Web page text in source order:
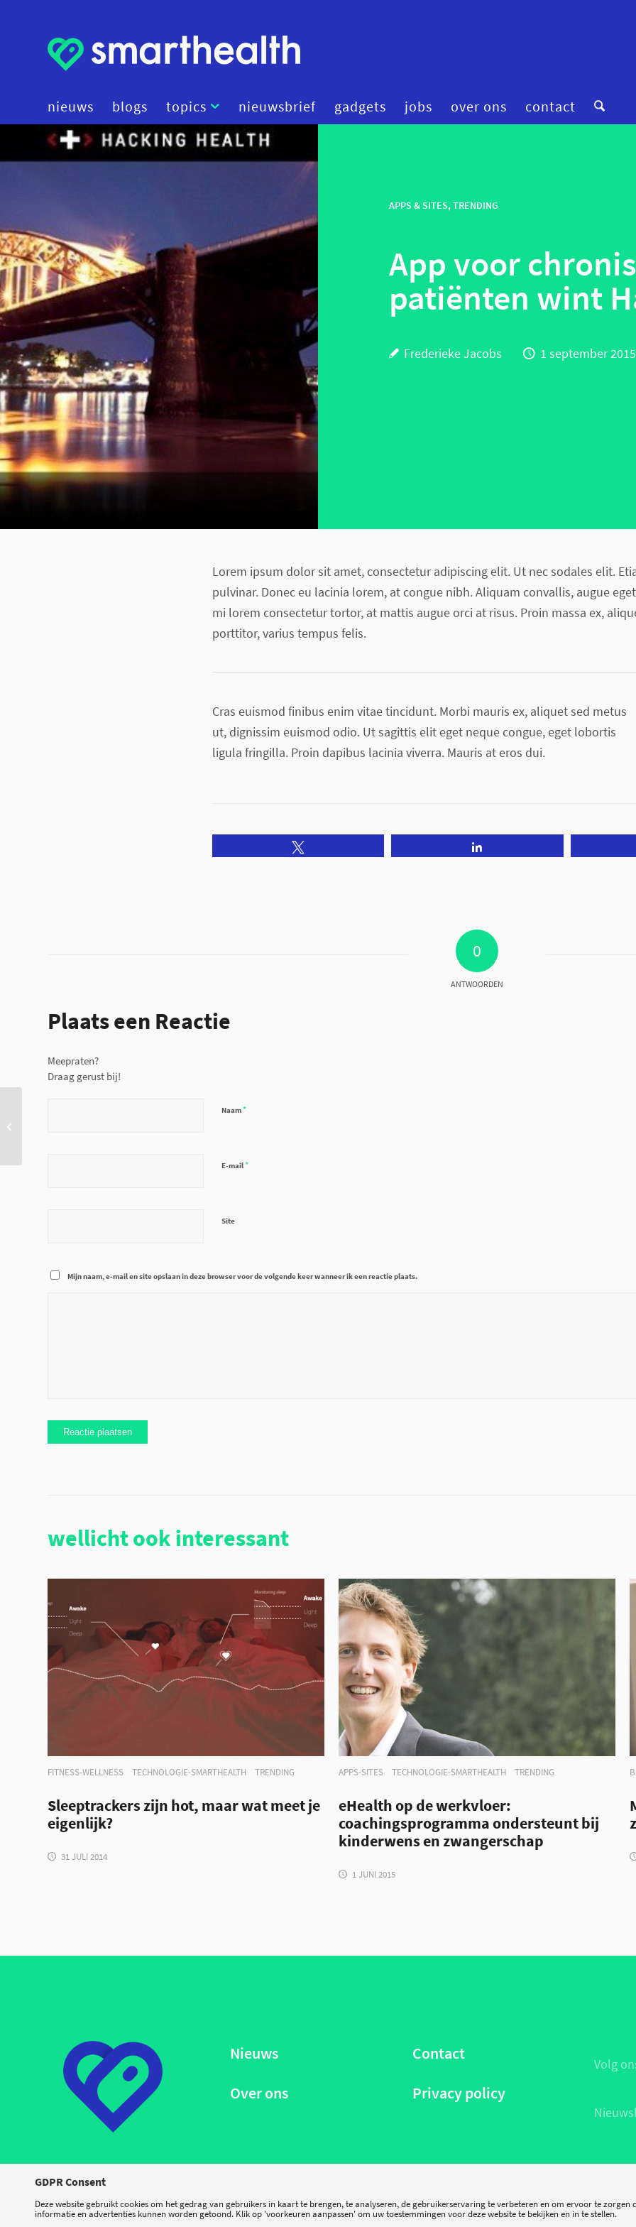
nieuws blogs topics
artificial intelligence
diagnostiek
digital therapeutics
financiering
mental health
onderzoek
smart hospitals
smart stuff
nieuwsbrief gadgets jobs over ons contact
APPS & SITES,TRENDING
App voor
patiënten wint
Frederieke Jacobs 1 september 2015
Lorem ipsum dolor sit amet, consectetur adipiscing elit. Ut nec sodales elit.
pulvinar. Donec eu lacinia lorem, at congue nibh. Aliquam convallis, augue
mi lorem consectetur tortor, at mattis augue orci at risus. Proin massa ex,
porttitor, varius tempus felis.
Cras euismod finibus enim vitae tincidunt. Morbi mauris ex, aliquet sed metus
ut, dignissim euismod odio. Ut sagittis elit eget neque congue, eget lobortis
ligula fringilla. Proin dapibus lacinia viverra. Mauris at eros dui.
0
ANTWOORDEN
Plaats een Reactie
Meepraten?
Draag gerust bij!
Naam*
E-mail*
Site
Mijn naam, e-mail en site opslaan in deze browser voor de volgende keer wanneer ik een reactie plaats.
wellicht ook interessant
FITNESS-WELLNESS TECHNOLOGIE-SMARTHEALTH TRENDING
Sleeptrackers zijn hot, maar wat meet je
eigenlijk?
31 JULI 2014
APPS-SITES TECHNOLOGIE-SMARTHEALTH TRENDING
eHealth op de werkvloer:
coachingsprogramma ondersteunt bij
kinderwens en zwangerschap
1 JUNI 2015
Nieuws
Over ons
Contact
Privacy policy
Volg
© SmartHealth 2026, All rights reserved.
GDPR Consent
Deze website gebruikt cookies om het gedrag van gebruikers in kaart te brengen, te analyseren, de gebruikerservaring te verbeteren en om ervoor te zorgen
informatie en advertenties kunnen worden getoond. Klik op 'voorkeuren aanpassen' om uw toestemmingen voor deze website te bekijken en in te stellen.